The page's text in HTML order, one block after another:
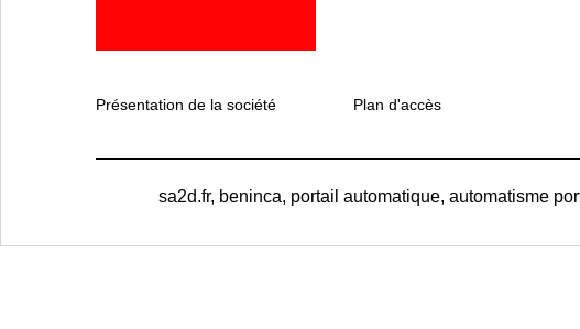
Présentation de la société Plan d'accès
sa2d.fr, beninca, portail automatique, automatisme